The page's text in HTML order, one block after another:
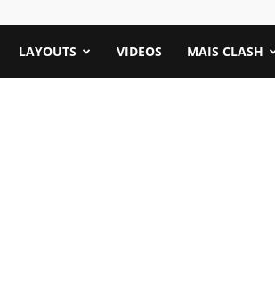
LAYOUTS VIDEOS MAIS CLASH